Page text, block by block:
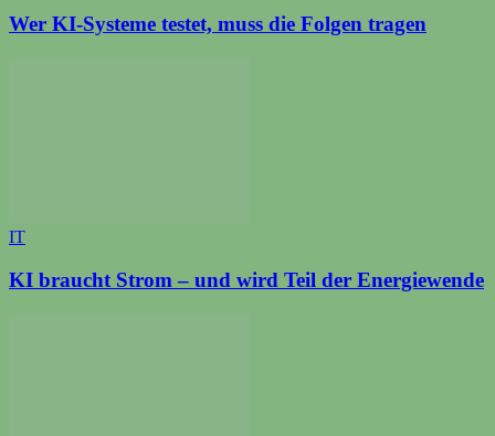
Wer KI-Systeme testet, muss die Folgen tragen
IT
KI braucht Strom – und wird Teil der Energiewende